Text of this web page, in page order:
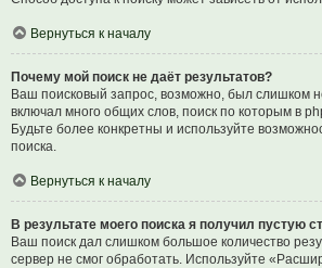
Вернуться к началу
Почему мой поиск не даёт результатов?
Ваш поисковый запрос, возможно, был слишком
включал много общих слов, поиск по которым в
Будьте более конкретны и используйте
поиска.
Вернуться к началу
В результате моего поиска я получил пустую
Ваш поиск дал слишком большое количество
сервер не смог обработать. Используйте